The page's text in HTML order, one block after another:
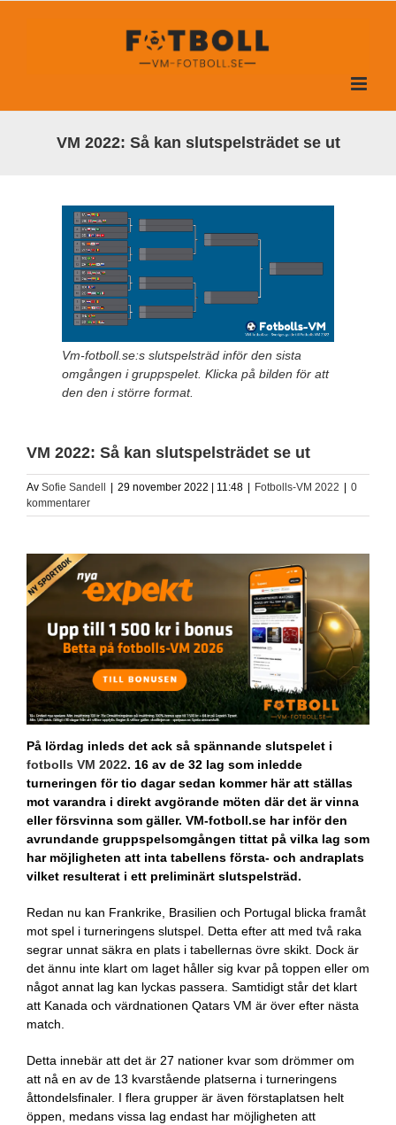
VM 2022: Så kan slutspelsträdet se ut
Vm-fotboll.se:s slutspelsträd inför den sista
omgången i gruppspelet. Klicka på bilden för att
den den i större format.
VM 2022: Så kan slutspelsträdet se ut
Av Sofie Sandell | 29 november 2022 | 11:48 | Fotbolls-VM 2022 | 0
kommentarer
På lördag inleds det ack så spännande slutspelet i
fotbolls VM 2022. 16 av de 32 lag som inledde
turneringen för tio dagar sedan kommer här att ställas
mot varandra i direkt avgörande möten där det är vinna
eller försvinna som gäller. VM-fotboll.se har inför den
avrundande gruppspelsomgången tittat på vilka lag som
har möjligheten att inta tabellens första- och andraplats
vilket resulterat i ett preliminärt slutspelsträd.
Redan nu kan Frankrike, Brasilien och Portugal blicka framåt
mot spel i turneringens slutspel. Detta efter att med två raka
segrar unnat säkra en plats i tabellernas övre skikt. Dock är
det ännu inte klart om laget håller sig kvar på toppen eller om
något annat lag kan lyckas passera. Samtidigt står det klart
att Kanada och värdnationen Qatars VM är över efter nästa
match.
Detta innebär att det är 27 nationer kvar som drömmer om
att nå en av de 13 kvarstående platserna i turneringens
åttondelsfinaler. I flera grupper är även förstaplatsen helt
öppen, medans vissa lag endast har möjligheten att